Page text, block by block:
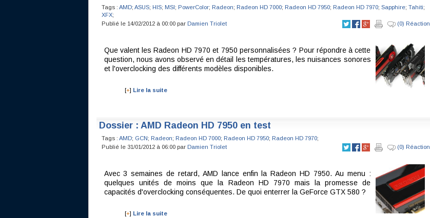
Tags : AMD; ASUS; HIS; MSI; PowerColor; Radeon; Radeon HD 7000; Radeon HD 7950; Radeon HD 7970; Sapphire; Tahiti;
XFX;
Publié le 14/02/2012 à 00:00 par Damien Triolet (0) Réaction
Que valent les Radeon HD 7970 et 7950 personnalisées ? Pour répondre à cette
question, nous avons observé en détail les températures, les nuisances sonores
et l'overclocking des différents modèles disponibles.
[+] Lire la suite
Dossier : AMD Radeon HD 7950 en test
Tags : AMD; GCN; Radeon; Radeon HD 7000; Radeon HD 7950; Radeon HD 7970;
Publié le 31/01/2012 à 06:00 par Damien Triolet (0) Réaction
Avec 3 semaines de retard, AMD lance enfin la Radeon HD 7950. Au menu :
quelques unités de moins que la Radeon HD 7970 mais la promesse de
capacités d'overclocking conséquentes. De quoi enterrer la GeForce GTX 580 ?
[+] Lire la suite